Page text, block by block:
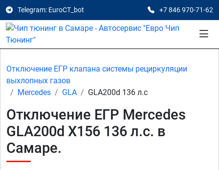
Telegram: EuroCT_bot +7 846 970-71-62
Отключение ЕГР клапана системы рециркуляции
выхлопных газов
Mercedes
GLA GLA200d 136 л.с
Отключение ЕГР Mercedes
GLA200d X156 136 л.с. в
Самаре.